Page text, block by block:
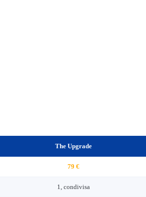
The Upgrade
79 €
1, condivisa